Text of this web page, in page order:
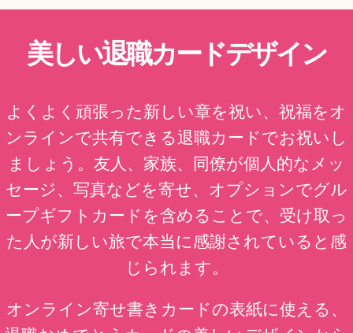
美しい退職カードデザイン
よくよく頑張った新しい章を祝い、祝福をオ
ンラインで共有できる退職カードでお祝いし
ましょう。友人、家族、同僚が個人的なメッ
セージ、写真などを寄せ、オプションでグル
ープギフトカードを含めることで、受け取っ
た人が新しい旅で本当に感謝されていると感
じられます。
オンライン寄せ書きカードの表紙に使える、